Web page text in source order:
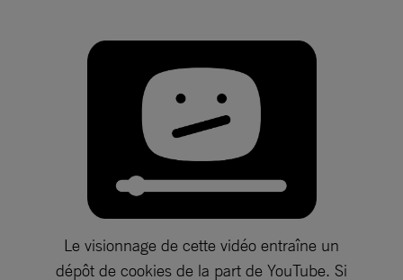
Le visionnage de cette vidéo entraîne un
dépôt de cookies de la part de YouTube. Si